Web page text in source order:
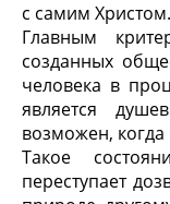
с самим Христом.
Главным
созданных
человека в
является
возможен, когда
Такое
переступает